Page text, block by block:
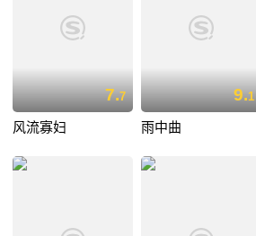
7.7
风流寡妇
9.1
雨中曲